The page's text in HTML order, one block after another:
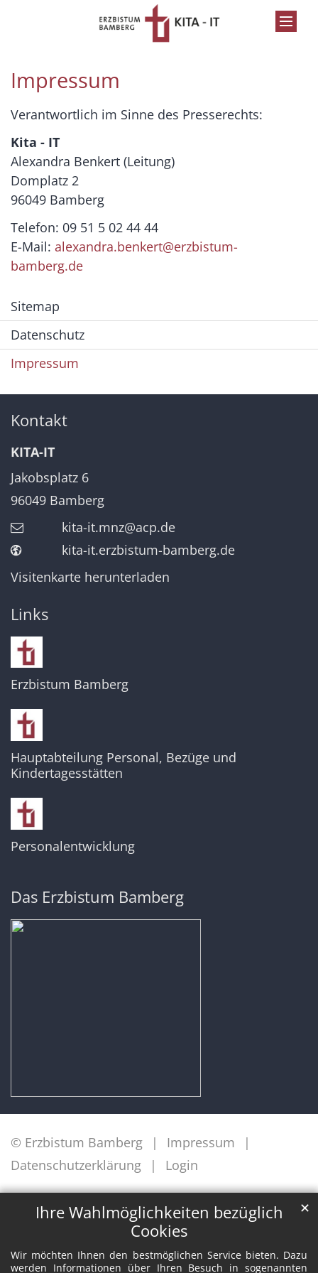
Ihre Wahlmöglichkeiten bezüglich
Cookies
Wir möchten Ihnen den bestmöglichen Service bieten. Dazu
werden Informationen über Ihren Besuch in sogenannten
✕
Impressum
Verantwortlich im Sinne des Presserechts:
Kita - IT
Alexandra Benkert (Leitung)
Domplatz 2
96049 Bamberg
Telefon: 09 51 5 02 44 44
E-Mail: alexandra.benkert@erzbistum-
bamberg.de
Sitemap
Datenschutz
Impressum
Kontakt
KITA-IT
Jakobsplatz 6
96049 Bamberg
kita-it.mnz@acp.de
kita-it.erzbistum-bamberg.de
Visitenkarte herunterladen
Links
Erzbistum Bamberg
Hauptabteilung Personal, Bezüge und
Kindertagesstätten
Personalentwicklung
Das Erzbistum Bamberg
© Erzbistum Bamberg
Impressum
Datenschutzerklärung
Login